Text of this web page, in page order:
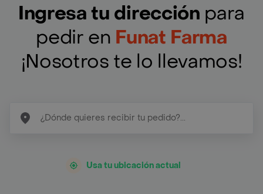
Ingresa tu dirección para
pedir en Funat Farma
¡Nosotros te lo llevamos!
Usa tu ubicación actual